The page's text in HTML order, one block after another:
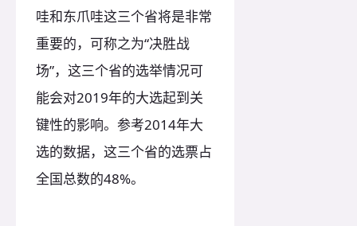
哇和东爪哇这三个省将是非常
重要的，可称之为“决胜战
场”，这三个省的选举情况可
能会对2019年的大选起到关
键性的影响。参考2014年大
选的数据，这三个省的选票占
全国总数的48%。